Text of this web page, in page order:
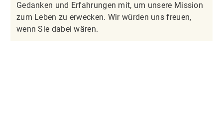
Gedanken und Erfahrungen mit, um unsere Mission
zum Leben zu erwecken. Wir würden uns freuen,
wenn Sie dabei wären.